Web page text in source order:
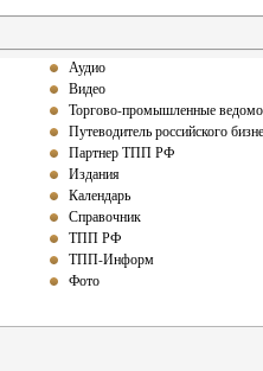
Аудио
Видео
Торгово-промышленные
Путеводитель российского
Партнер ТПП РФ
Издания
Календарь
Справочник
ТПП РФ
ТПП-Информ
Фото